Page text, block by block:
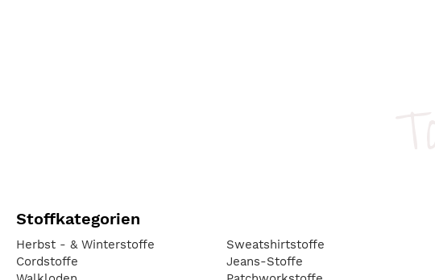
Stoffkategorien
Herbst - & Winterstoffe
Cordstoffe
Sweatshirtstoffe
Jeans-Stoffe